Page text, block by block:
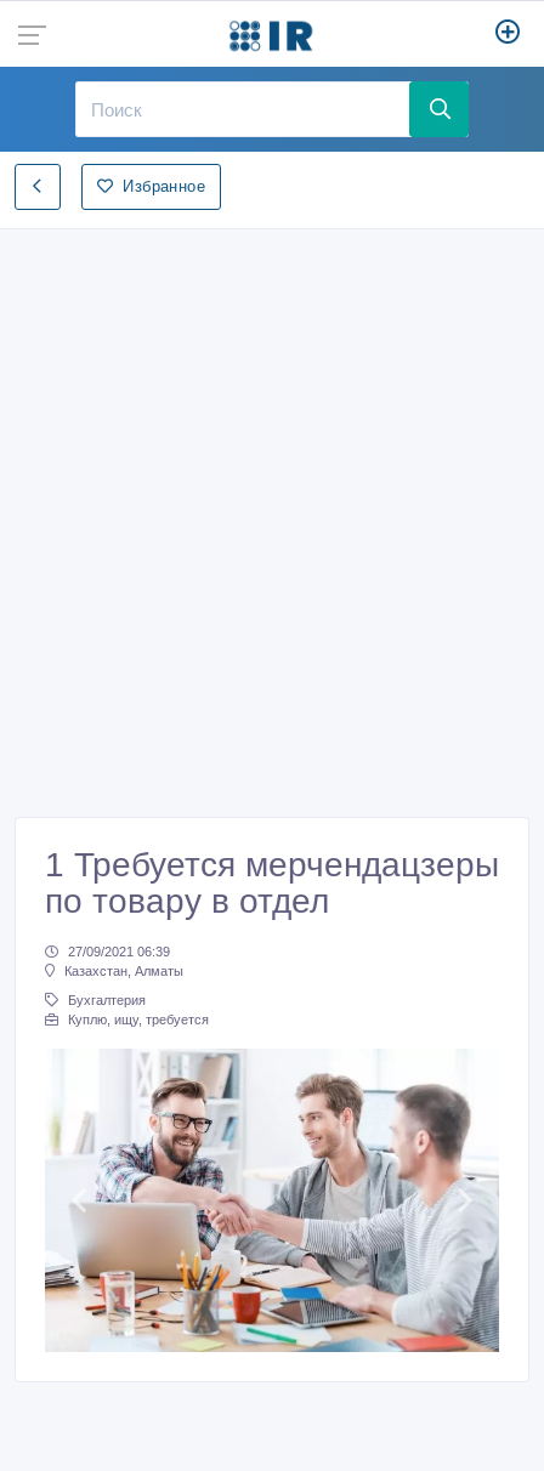
Избранное
1 Требуется мерчендацзеры
по товару в отдел
27/09/2021 06:39
Казахстан, Алматы
Бухгалтерия
Куплю, ищу, требуется